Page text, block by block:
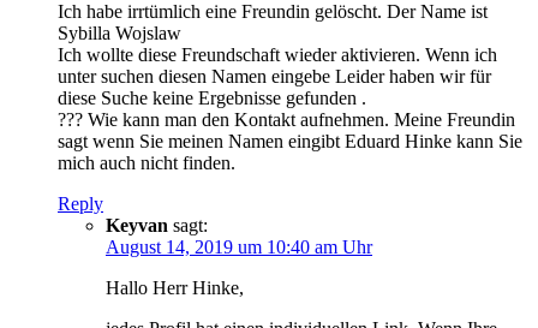
Ich habe irrtümlich eine Freundin gelöscht. Der Name ist
Sybilla Wojslaw
Ich wollte diese Freundschaft wieder aktivieren. Wenn ich
unter suchen diesen Namen eingebe Leider haben wir für
diese Suche keine Ergebnisse gefunden .
??? Wie kann man den Kontakt aufnehmen. Meine Freundin
sagt wenn Sie meinen Namen eingibt Eduard Hinke kann Sie
mich auch nicht finden.
Reply
Keyvan sagt:
August 14, 2019 um 10:40 am Uhr
Hallo Herr Hinke,